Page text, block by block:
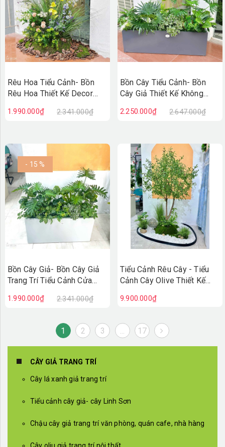
Rêu Hoa Tiểu Cảnh- Bồn
Rêu Hoa Thiết Kế Decor
(30X40X75cm)- RC131
1.990.000₫ 2.341.000₫
Bồn Cây Tiểu Cảnh- Bồn
Cây Giả Thiết Kế Không
(120X50X90CM) - BC243
2.250.000₫ 2.647.000₫
- 15 %
Bồn Cây Giả- Bồn Cây Giả
Trang Trí Tiểu Cảnh Cửa
BC242
1.990.000₫ 2.341.000₫
Tiểu Cảnh Rêu Cây - Tiểu
Cảnh Cây Olive Thiết Kế
Đại (145x115x215cm)-
9.900.000₫
1 2 3 ... 17
CÂY GIẢ TRANG TRÍ
Cây lá xanh giả trang trí
Tiểu cảnh cây giả- cây Linh Sơn
Chậu cây giả trang trí văn phòng, quán cafe, nhà hàng